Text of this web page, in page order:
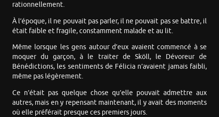
rationnellement.
À l’époque, il ne pouvait pas parler, il ne pouvait pas se battre, il
était faible et fragile, constamment malade et au lit.
Même lorsque les gens autour d’eux avaient commencé à se
moquer du garçon, à le traiter de Sköll, le Dévoreur de
Bénédictions, les sentiments de Félicia n’avaient jamais faibli,
même pas légèrement.
Ce n’était pas quelque chose qu’elle pouvait admettre aux
autres, mais en y repensant maintenant, il y avait des moments
où elle préférait presque ces premiers jours.